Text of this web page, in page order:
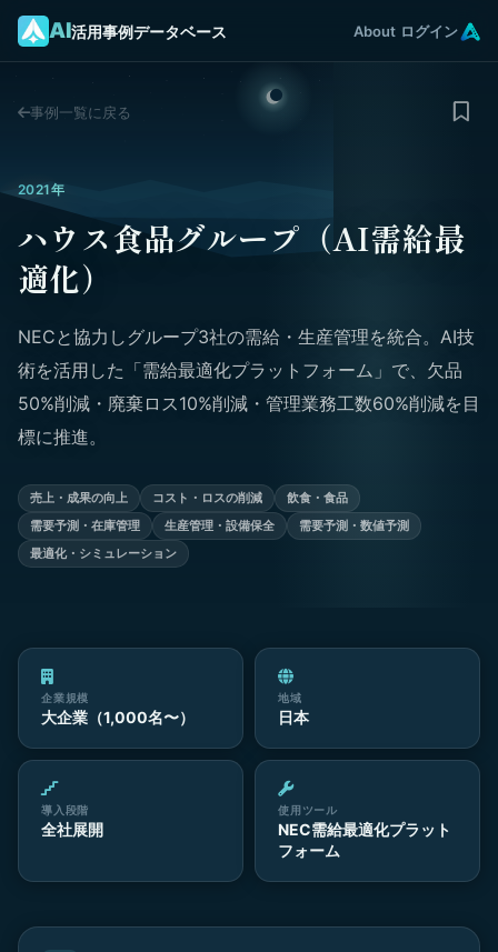
AI活用事例データベース About ログイン
事例一覧に戻る
2021年
ハウス食品グループ（AI需給最
適化）
NECと協力しグループ3社の需給・生産管理を統合。AI技
術を活用した「需給最適化プラットフォーム」で、欠品
50%削減・廃棄ロス10%削減・管理業務工数60%削減を目
標に推進。
売上・成果の向上 コスト・ロスの削減
飲食・食品
需要予測・在庫管理
生産管理・設備保全
需要予測・数値予測
最適化・シミュレーション
企業規模
大企業（1,000名〜）
地域
日本
導入段階
全社展開
使用ツール
NEC需給最適化プラット
フォーム